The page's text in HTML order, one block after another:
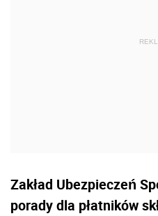
Zakład Ubezpieczeń
porady dla płatników